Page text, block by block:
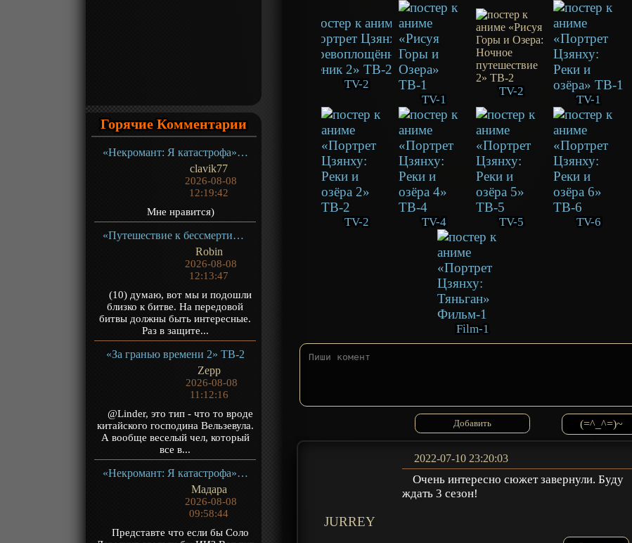
Горячие Комментарии
«Некромант: Я катастрофа» ТВ-1
clavik77
2026-08-08
12:19:42
Мне нравится)
«Путешествие к бессмертию 5» ТВ-5
Robin
2026-08-08
12:13:47
(10) думаю, вот мы и подошли
близко к битве. На передовой
битвы должны быть интересные.
Раз в защите...
«За гранью времени 2» ТВ-2
Zepp
2026-08-08
11:12:16
@Linder, это тип - что то вроде
китайского господина Вельзевула.
А вообще веселый чел, который
все в...
«Некромант: Я катастрофа» ТВ-1
Мадара
2026-08-08
09:58:44
Представте что если бы Соло
TV-2
TV-1
TV-2
TV-1
TV-2 TV-4 TV-5 TV-6
Film-1
(=^_^=)~
JURREY
2022-07-10 23:20:03
Очень интересно сюжет завернули. Буду
ждать 3 сезон!